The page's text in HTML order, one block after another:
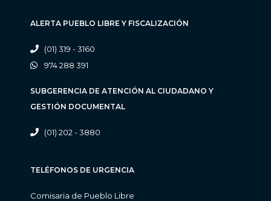
ALERTA PUEBLO LIBRE Y FISCALIZACIÓN
(01) 319 - 3160
974 288 391
SUBGERENCIA DE ATENCIÓN AL CIUDADANO Y
GESTIÓN DOCUMENTAL
(01) 202 - 3880
TELÉFONOS DE URGENCIA
Comisaria de Pueblo Libre